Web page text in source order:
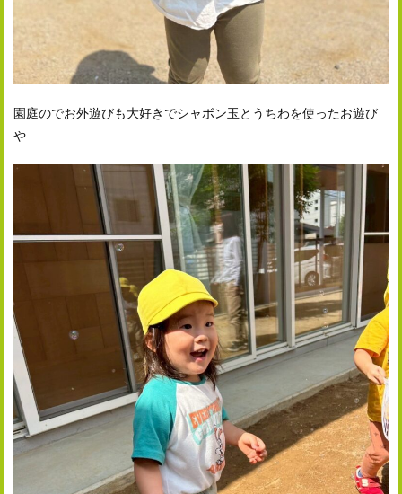
園庭のでお外遊びも大好きでシャボン玉とうちわを使ったお遊び
や